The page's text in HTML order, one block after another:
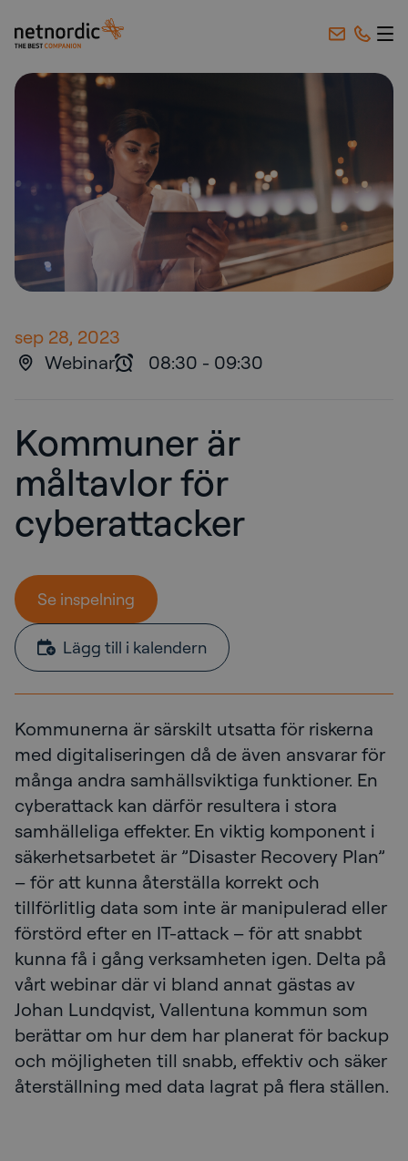
NetNordic Sweden
sep 28, 2023
Webinar
08:30 - 09:30
Kommuner är
måltavlor för
cyberattacker
Se inspelning
Lägg till i kalendern
Kommunerna är särskilt utsatta för riskerna
med digitaliseringen då de även ansvarar för
många andra samhällsviktiga funktioner. En
cyberattack kan därför resultera i stora
samhälleliga effekter. En viktig komponent i
säkerhetsarbetet är ”Disaster Recovery Plan”
– för att kunna återställa korrekt och
tillförlitlig data som inte är manipulerad eller
förstörd efter en IT-attack – för att snabbt
kunna få i gång verksamheten igen. Delta på
vårt webinar där vi bland annat gästas av
Johan Lundqvist, Vallentuna kommun som
berättar om hur dem har planerat för backup
och möjligheten till snabb, effektiv och säker
återställning med data lagrat på flera ställen.